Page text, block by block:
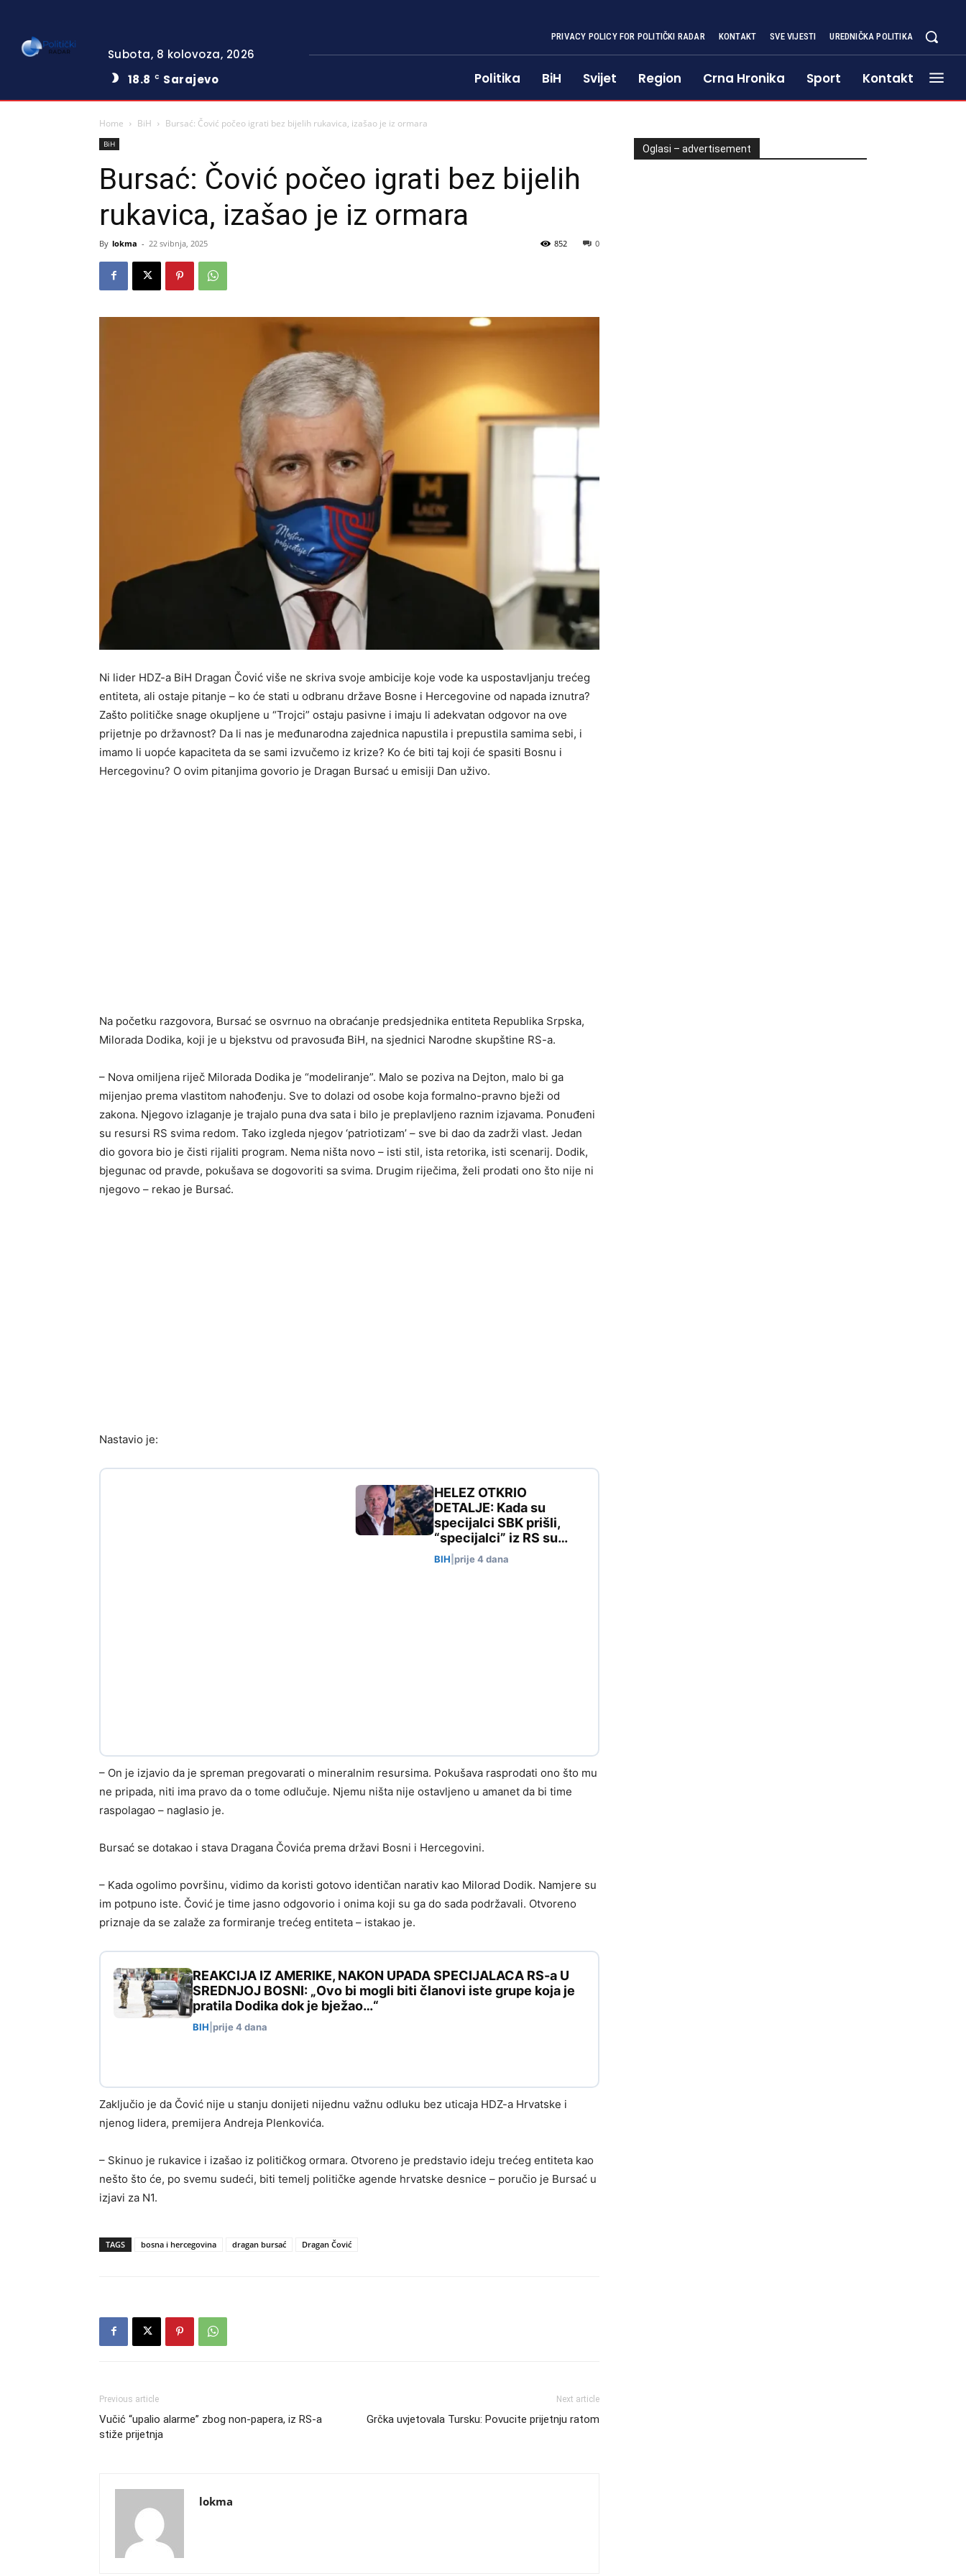
Subota, 8 kolovoza, 2026
18.8
C Sarajevo
PRIVACY POLICY FOR POLITIČKI RADAR KONTAKT SVE VIJESTI UREDNIČKA POLITIKA
Politika BiH Svijet Region Crna Hronika Sport Kontakt
Home BiH Bursać: Čović počeo igrati bez bijelih rukavica, izašao je iz ormara
BiH
Bursać: Čović počeo igrati bez bijelih
rukavica, izašao je iz ormara
By lokma - 22 svibnja, 2025 0
852
Ni lider HDZ-a BiH Dragan Čović više ne skriva svoje ambicije koje vode ka uspostavljanju trećeg
entiteta, ali ostaje pitanje – ko će stati u odbranu države Bosne i Hercegovine od napada iznutra?
Zašto političke snage okupljene u “Trojci” ostaju pasivne i imaju li adekvatan odgovor na ove
prijetnje po državnost? Da li nas je međunarodna zajednica napustila i prepustila samima sebi, i
imamo li uopće kapaciteta da se sami izvučemo iz krize? Ko će biti taj koji će spasiti Bosnu i
Hercegovinu? O ovim pitanjima govorio je Dragan Bursać u emisiji Dan uživo.
Na početku razgovora, Bursać se osvrnuo na obraćanje predsjednika entiteta Republika Srpska,
Milorada Dodika, koji je u bjekstvu od pravosuđa BiH, na sjednici Narodne skupštine RS-a.
– Nova omiljena riječ Milorada Dodika je “modeliranje”. Malo se poziva na Dejton, malo bi ga
mijenjao prema vlastitom nahođenju. Sve to dolazi od osobe koja formalno-pravno bježi od
zakona. Njegovo izlaganje je trajalo puna dva sata i bilo je preplavljeno raznim izjavama. Ponuđeni
su resursi RS svima redom. Tako izgleda njegov ‘patriotizam’ – sve bi dao da zadrži vlast. Jedan
dio govora bio je čisti rijaliti program. Nema ništa novo – isti stil, ista retorika, isti scenarij. Dodik,
bjegunac od pravde, pokušava se dogovoriti sa svima. Drugim riječima, želi prodati ono što nije ni
njegovo – rekao je Bursać.
Nastavio je:
HELEZ OTKRIO
DETALJE: Kada su
specijalci SBK prišli,
“specijalci” iz RS su…
BIH prije 4 dana
– On je izjavio da je spreman pregovarati o mineralnim resursima. Pokušava rasprodati ono što mu
ne pripada, niti ima pravo da o tome odlučuje. Njemu ništa nije ostavljeno u amanet da bi time
raspolagao – naglasio je.
Bursać se dotakao i stava Dragana Čovića prema državi Bosni i Hercegovini.
– Kada ogolimo površinu, vidimo da koristi gotovo identičan narativ kao Milorad Dodik. Namjere su
im potpuno iste. Čović je time jasno odgovorio i onima koji su ga do sada podržavali. Otvoreno
priznaje da se zalaže za formiranje trećeg entiteta – istakao je.
REAKCIJA IZ AMERIKE, NAKON UPADA SPECIJALACA RS-a U
SREDNJOJ BOSNI: „Ovo bi mogli biti članovi iste grupe koja je
pratila Dodika dok je bježao…“
BIH prije 4 dana
Zaključio je da Čović nije u stanju donijeti nijednu važnu odluku bez uticaja HDZ-a Hrvatske i
njenog lidera, premijera Andreja Plenkovića.
– Skinuo je rukavice i izašao iz političkog ormara. Otvoreno je predstavio ideju trećeg entiteta kao
nešto što će, po svemu sudeći, biti temelj političke agende hrvatske desnice – poručio je Bursać u
izjavi za N1.
TAGS bosna i hercegovina dragan bursać Dragan Čović
Previous article
Vučić “upalio alarme” zbog non-papera, iz RS-a
stiže prijetnja
Next article
Grčka uvjetovala Tursku: Povucite prijetnju ratom
lokma
Oglasi – advertisement